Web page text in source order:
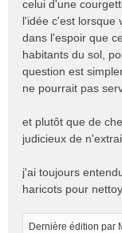
celui d'une
l'idée c'est lorsque
dans l'espoir que
habitants du sol,
question est
ne pourrait pas
et plutôt que de
judicieux de
j'ai toujours
haricots pour
Dernière édition par